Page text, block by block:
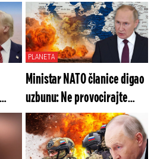
PLANETA
Ministar NATO članice digao
uzbunu: Ne provocirajte
Rusiju! Ovo je kraj